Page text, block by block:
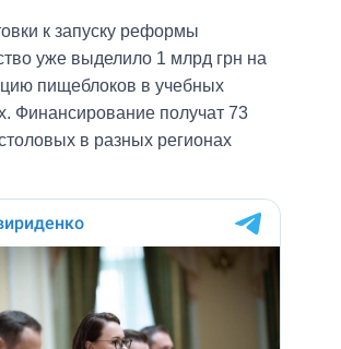
к запуску реформы
уже выделило 1 млрд грн на
пищеблоков в учебных
Финансирование получат 73
в разных регионах